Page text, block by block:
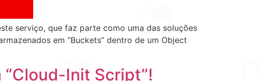
serviço, que faz parte como uma das soluções
em “Buckets” dentro de um Object
Init Script”!